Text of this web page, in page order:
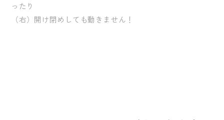
ったり
（右）開け閉めしても動きません！